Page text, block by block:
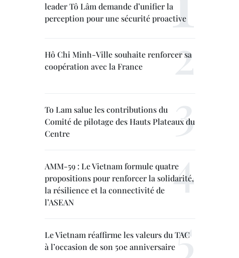
leader Tô Lâm demande d’unifier la
perception pour une sécurité proactive
Hô Chi Minh-Ville souhaite renforcer sa
coopération avec la France
To Lam salue les contributions du
Comité de pilotage des Hauts Plateaux du
Centre
AMM-59 : Le Vietnam formule quatre
propositions pour renforcer la solidarité,
la résilience et la connectivité de
l’ASEAN
Le Vietnam réaffirme les valeurs du TAC
à l’occasion de son 50e anniversaire